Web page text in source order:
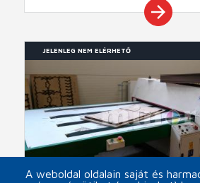
arrow_forward
JELENLEG NEM ELÉRHETŐ
A weboldal oldalain saját és